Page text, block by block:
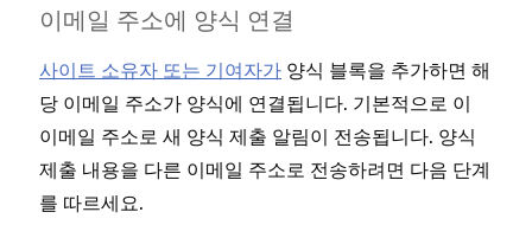
이메일 주소에 양식 연결
사이트 소유자 또는 기여자가 양식 블록을 추가하면 해
당 이메일 주소가 양식에 연결됩니다. 기본적으로 이
이메일 주소로 새 양식 제출 알림이 전송됩니다. 양식
제출 내용을 다른 이메일 주소로 전송하려면 다음 단계
를 따르세요.